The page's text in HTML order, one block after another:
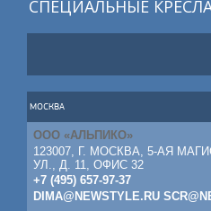
СПЕЦИАЛЬНЫЕ
МОСКВА
ООО «АЛЬПИКО»
123007, Г. МОСКВА, 5-АЯ
УЛ., Д. 11, ОФИС 32
+7 (495) 657-97-37
DIMA@NEWSTYLE.RU